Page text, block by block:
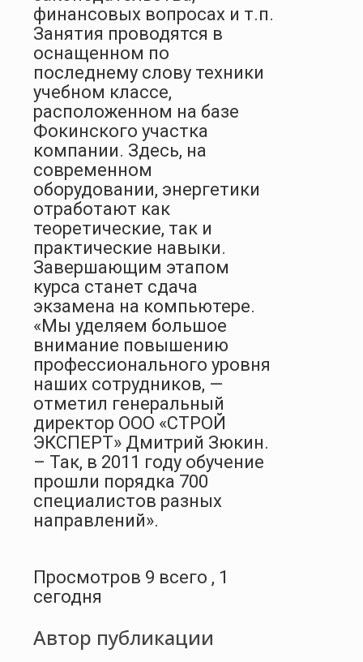
финансовых вопросах и т.п.
Занятия проводятся в
оснащенном по
последнему слову техники
учебном классе,
расположенном на базе
Фокинского участка
компании. Здесь, на
современном
оборудовании, энергетики
отработают как
теоретические, так и
практические навыки.
Завершающим этапом
курса станет сдача
экзамена на компьютере.
«Мы уделяем большое
внимание повышению
профессионального уровня
наших сотрудников, —
отметил генеральный
директор ООО «СТРОЙ
ЭКСПЕРТ» Дмитрий Зюкин.
– Так, в 2011 году обучение
прошли порядка 700
специалистов разных
направлений».
Просмотров 9 всего , 1
сегодня
Автор публикации